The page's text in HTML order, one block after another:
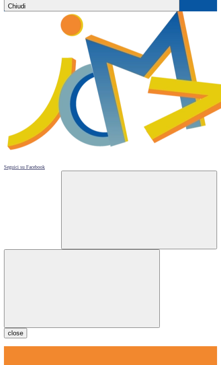
Chiudi
Seguici su Facebook
close